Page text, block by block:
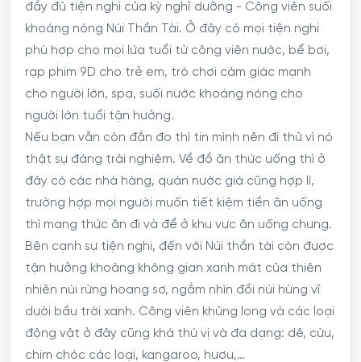
đầy đủ tiện nghi của kỳ nghỉ dưỡng - Công viên suối
khoáng nóng Núi Thần Tài. Ở đây có mọi tiện nghi
phù hợp cho mọi lứa tuổi từ công viên nước, bể bơi,
rạp phim 9D cho trẻ em, trò chơi cảm giác mạnh
cho người lớn, spa, suối nước khoáng nóng cho
người lớn tuổi tận hưởng.
Nếu bạn vẫn còn đắn đo thì tin mình nên đi thử vì nó
thật sự đáng trải nghiệm. Về đồ ăn thức uống thì ở
đây có các nhà hàng, quán nước giá cũng hợp lí,
trường hợp mọi người muốn tiết kiệm tiền ăn uống
thì mang thức ăn đi và để ở khu vực ăn uống chung.
Bên cạnh sự tiện nghi, đến với Núi thần tài còn được
tận hưởng khoảng không gian xanh mát của thiên
nhiên núi rừng hoang sơ, ngắm nhìn đồi núi hùng vĩ
dưới bầu trời xanh. Công viên khủng long và các loại
động vật ở đây cũng khá thú vị và đa dạng: dê, cừu,
chim chóc các loại, kangaroo, hươu,…